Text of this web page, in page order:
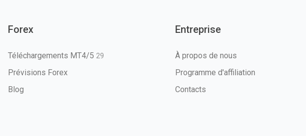
Forex
Téléchargements MT4/5 29
Prévisions Forex
Blog
Entreprise
À propos de nous
Programme d'affiliation
Contacts